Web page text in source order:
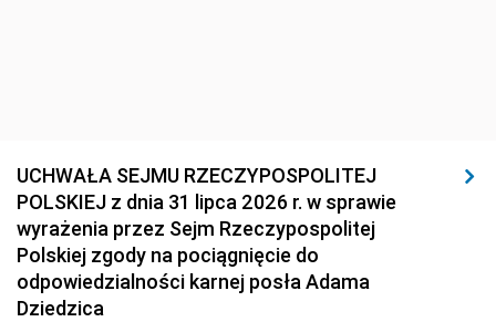
UCHWAŁA SEJMU RZECZYPOSPOLITEJ
POLSKIEJ z dnia 31 lipca 2026 r. w sprawie
wyrażenia przez Sejm Rzeczypospolitej
Polskiej zgody na pociągnięcie do
odpowiedzialności karnej posła Adama
Dziedzica